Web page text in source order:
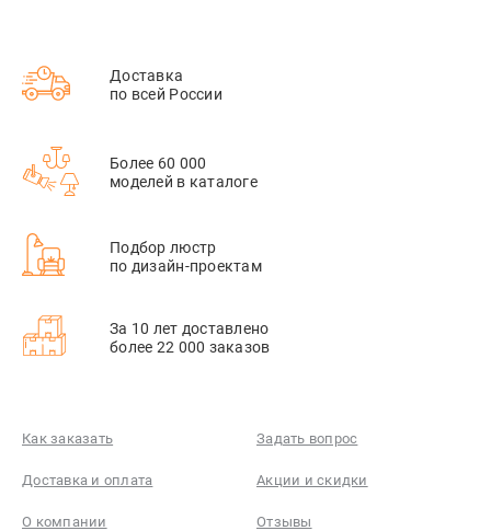
Доставка
по всей России
Более 60 000
моделей в каталоге
Подбор люстр
по дизайн-проектам
За 10 лет доставлено
более 22 000 заказов
Как заказать Задать вопрос
Доставка и оплата Акции и скидки
О компании Отзывы